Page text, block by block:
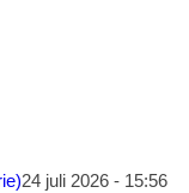
24 juli 2026 - 15:56